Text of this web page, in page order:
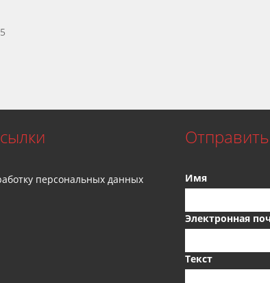
персональных данных Имя
Электронная
Текст